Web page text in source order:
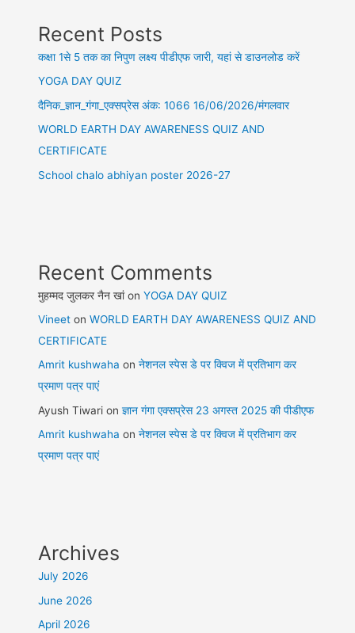
Recent Posts
कक्षा 1से 5 तक का निपुण लक्ष्य पीडीएफ जारी, यहां से डाउनलोड करें
YOGA DAY QUIZ
दैनिक_ज्ञान_गंगा_एक्सप्रेस अंक: 1066 16/06/2026/मंगलवार
WORLD EARTH DAY AWARENESS QUIZ AND
CERTIFICATE
School chalo abhiyan poster 2026-27
Recent Comments
मुहम्मद जुलकर नैन खांonYOGA DAY QUIZ
Vineet onWORLD EARTH DAY AWARENESS QUIZ AND
CERTIFICATE
Amrit kushwaha onनेशनल स्पेस डे पर क्विज में प्रतिभाग कर
प्रमाण पत्र पाएं
Ayush Tiwari onज्ञान गंगा एक्सप्रेस 23 अगस्त 2025 की पीडीएफ
Amrit kushwaha onनेशनल स्पेस डे पर क्विज में प्रतिभाग कर
प्रमाण पत्र पाएं
Archives
July 2026
June 2026
April 2026